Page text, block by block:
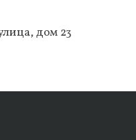
дом 23